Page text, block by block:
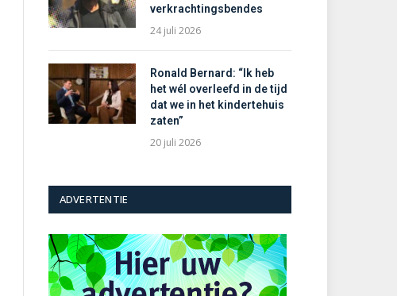
verkrachtingsbendes
24 juli 2026
Ronald Bernard: “Ik heb
het wél overleefd in de tijd
dat we in het kindertehuis
zaten”
20 juli 2026
ADVERTENTIE